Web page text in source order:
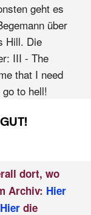
geht es
über
Hill. Die
III - The
that I need
to hell!
dort, wo
Archiv: Hier
Hierdie